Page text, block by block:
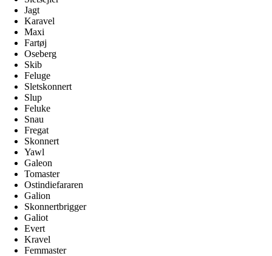
Jagt
Karavel
Maxi
Fartøj
Oseberg
Skib
Feluge
Sletskonnert
Slup
Feluke
Snau
Fregat
Skonnert
Yawl
Galeon
Tomaster
Ostindiefararen
Galion
Skonnertbrigger
Galiot
Evert
Kravel
Femmaster